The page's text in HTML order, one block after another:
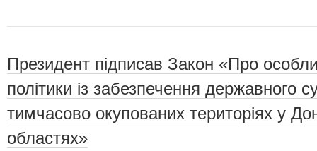
Президент підписав Закон «Про
політики із забезпечення державного
тимчасово окупованих територіях у
областях»